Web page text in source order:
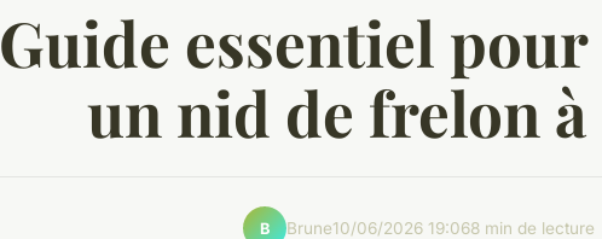
Guide essentiel
un nid de frelon
B Brune10/06/2026 19:068 min de lecture